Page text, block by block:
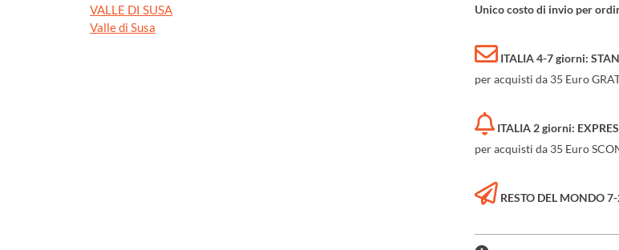
VALLE DI SUSA
Valle di Susa
Unico costo di invio per
ITALIA 4-7 giorni:
per acquisti da 35 Euro
ITALIA 2 giorni:
per acquisti da 35 Euro
RESTO DEL MONDO